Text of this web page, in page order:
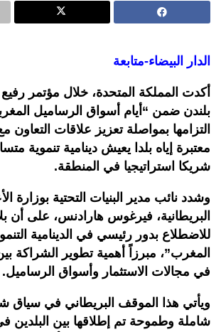
الدار البيضاء-متابعة
أكدت المملكة المتحدة، خلال مؤتمر
التزامها بمواصلة تعزيز علاقات التعاون
معتبرة إياه بلدا يعيش دينامية تنموية
شريكا استراتيجيا في المنطقة.
وشدد نائب مدير البنيات التحتية بوزارة
البريطانية، فيرغوس هارادنس، على أن
للاضطلاع بدور رئيسي في الدينامية
المغرب”، مبرزاً أهمية تطوير الشراكة
في مجالات الاستثمار وأسواق الرساميل.
ويأتي هذا الموقف البريطاني في سياق